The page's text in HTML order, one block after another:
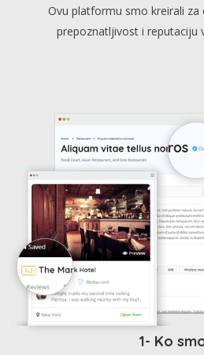
Ovu platformu smo kreirali za
prepoznatljivost i reputaciju
1- Ko